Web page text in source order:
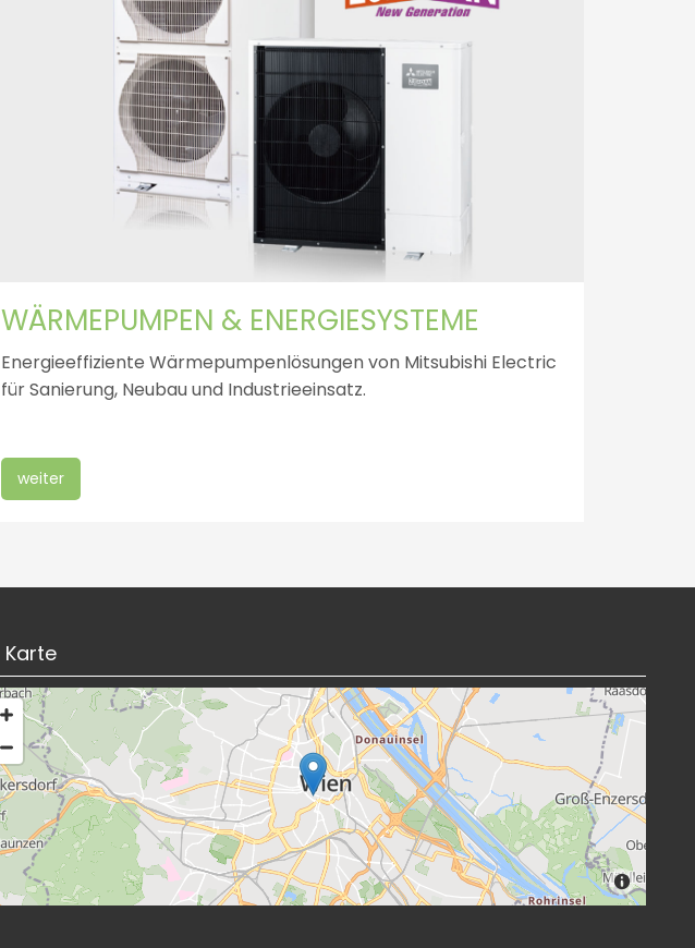
WÄRMEPUMPEN & ENERGIESYSTEME
Energieeffiziente Wärmepumpenlösungen von Mitsubishi Electric
für Sanierung, Neubau und Industrieeinsatz.
weiter
Karte